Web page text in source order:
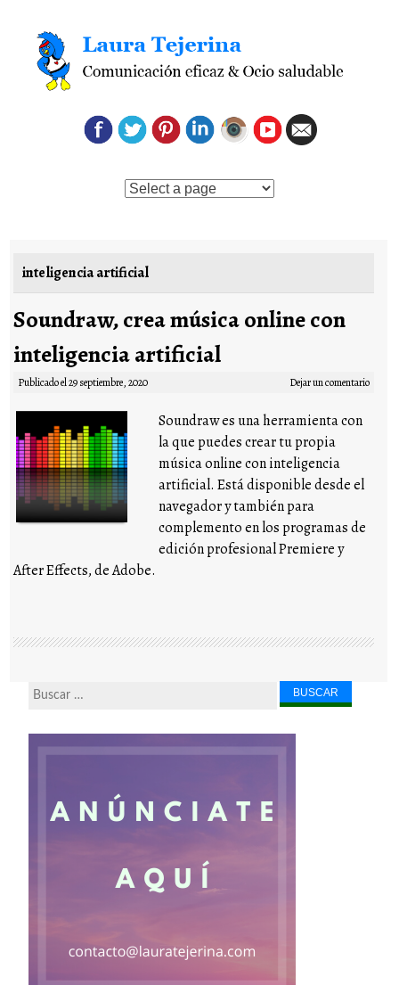
Saltar al contenido
inteligencia artificial
Soundraw, crea música online con
inteligencia artificial
Publicado el29 septiembre, 2020 Dejar un comentario
Soundraw es una herramienta con
la que puedes crear tu propia
música online con inteligencia
artificial. Está disponible desde el
navegador y también para
complemento en los programas de
edición profesional Premiere y
After Effects, de Adobe.
Buscar...